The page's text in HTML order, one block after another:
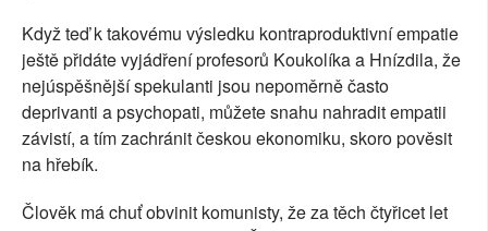
Když teď k takovému výsledku kontraproduktivní empatie
ještě přidáte vyjádření profesorů Koukolíka a Hnízdila, že
nejúspěšnější spekulanti jsou nepoměrně často
deprivanti a psychopati, můžete snahu nahradit empatii
závistí, a tím zachránit českou ekonomiku, skoro pověsit
na hřebík.
Člověk má chuť obvinit komunisty, že za těch čtyřicet let